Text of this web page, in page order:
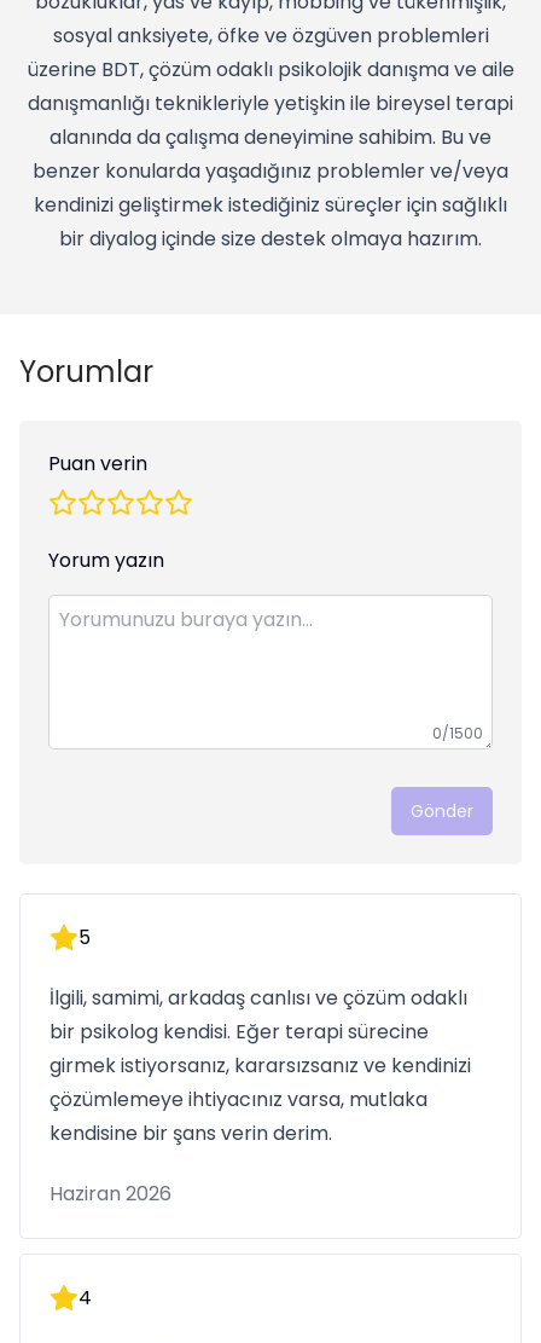
sosyal anksiyete, öfke ve özgüven problemleri
üzerine BDT, çözüm odaklı psikolojik danışma ve aile
danışmanlığı teknikleriyle yetişkin ile bireysel terapi
alanında da çalışma deneyimine sahibim. Bu ve
benzer konularda yaşadığınız problemler ve/veya
kendinizi geliştirmek istediğiniz süreçler için sağlıklı
bir diyalog içinde size destek olmaya hazırım.
Yorumlar
Puan verin
Yorum yazın
0/1500
Gönder
5
İlgili, samimi, arkadaş canlısı ve çözüm odaklı
bir psikolog kendisi. Eğer terapi sürecine
girmek istiyorsanız, kararsızsanız ve kendinizi
çözümlemeye ihtiyacınız varsa, mutlaka
kendisine bir şans verin derim.
Haziran 2026
4